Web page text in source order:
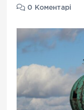
0 Коментарі